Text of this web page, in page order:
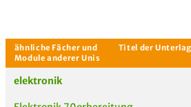
elektronik